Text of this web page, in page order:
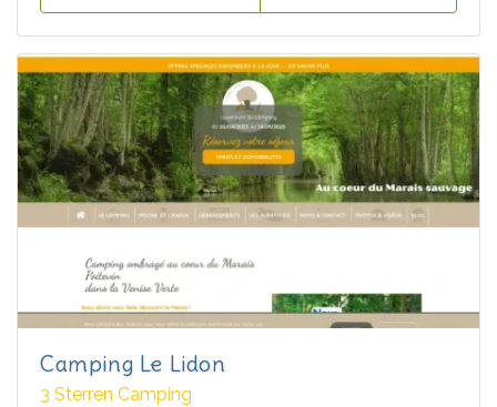
Camping Le Lidon
3 Sterren Camping